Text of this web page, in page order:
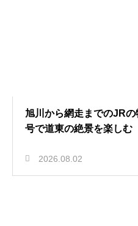
旭川から網走までのJR
号で道東の絶景を楽しむ
2026.08.02